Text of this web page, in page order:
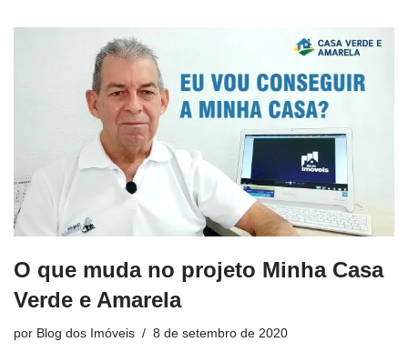
O que muda no projeto Minha Casa
Verde e Amarela
por Blog dos Imóveis 8 de setembro de 2020